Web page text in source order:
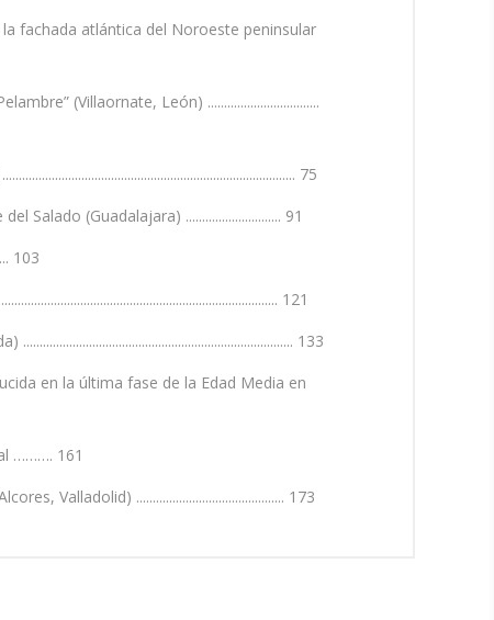
fachada atlántica del Noroeste peninsular
(Villaornate, León) ..................................
75
(Guadalajara) ............................. 91
103
121
133
en la última fase de la Edad Media en
………. 161
Valladolid) ............................................. 173